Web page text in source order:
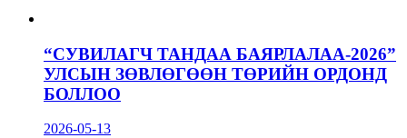
“СУВИЛАГЧ ТАНДАА БАЯРЛАЛАА-2026”
УЛСЫН ЗӨВЛӨГӨӨН ТӨРИЙН ОРДОНД
БОЛЛОО
2026-05-13